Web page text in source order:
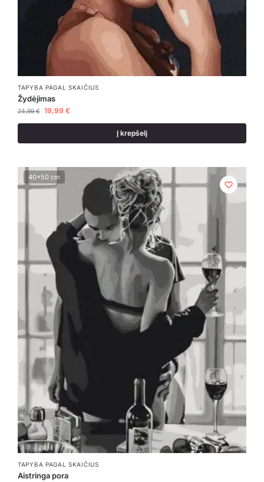
TAPYBA PAGAL SKAIČIUS
Žydėjimas
24,99€ 19,99 €
Į krepšelį
40x50 cm
TAPYBA PAGAL SKAIČIUS
Aistringa pora